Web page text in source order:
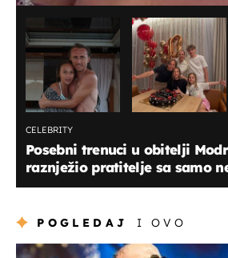
CELEBRITY
Posebni trenuci u obitelji
raznježio pratitelje sa samo
POGLEDAJ I OVO